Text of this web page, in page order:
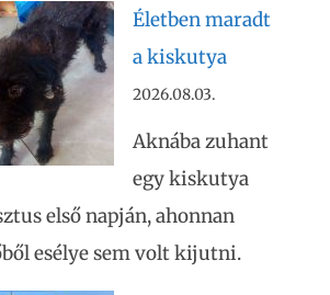
Életben maradt
a kiskutya
2026.08.03.
Aknába zuhant
egy kiskutya
első napján, ahonnan
esélye sem volt kijutni.